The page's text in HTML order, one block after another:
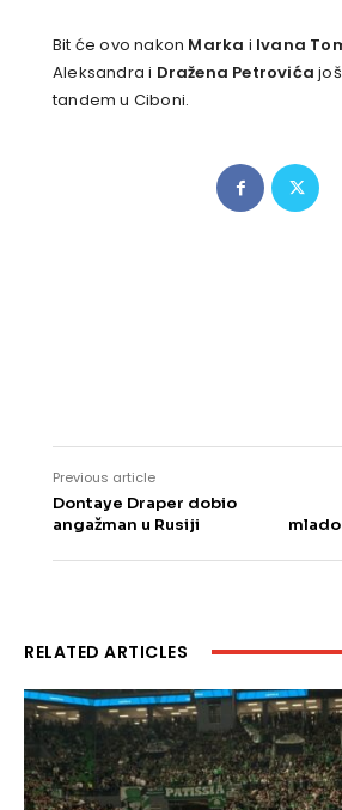
Bit će ovo nakon Marka i Ivana
Aleksandra i Dražena Petrovića
tandem u Ciboni.
Previous article
Dontaye Draper dobio
angažman u Rusiji
RELATED ARTICLES